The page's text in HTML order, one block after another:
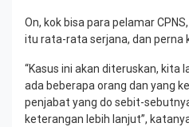
On, kok bisa para pelamar
itu rata-rata serjana, dan perna
“Kasus ini akan diteruskan, kita
ada beberapa orang dan yang
penjabat yang do sebit-
keterangan lebih lanjut”,